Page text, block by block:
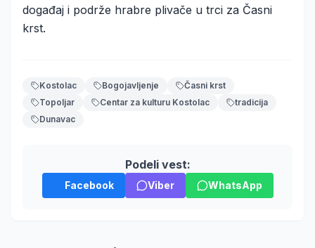
događaj i podrže hrabre plivače u trci za Časni
krst.
Kostolac Bogojavljenje
Časni krst
Topoljar
Centar za kulturu Kostolac
tradicija
Dunavac
Podeli vest:
Facebook Viber WhatsApp